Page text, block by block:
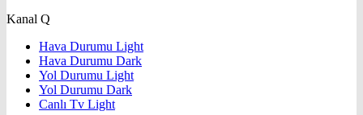
Kanal Q
Hava Durumu Light
Hava Durumu Dark
Yol Durumu Light
Yol Durumu Dark
Canlı Tv Light